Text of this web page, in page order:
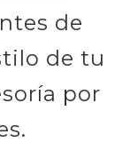
de
de tu
por